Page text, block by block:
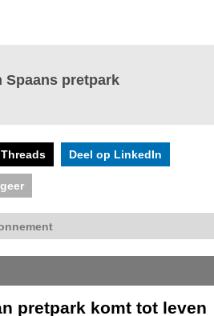
Spaans pretpark
Deel op LinkedIn
pretpark komt tot leven